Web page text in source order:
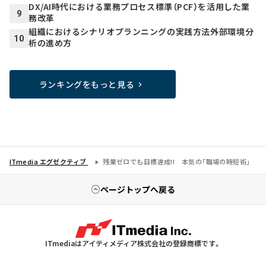
9
DX/AI時代における業務プロセス標準（PCF）を活用した業
務改革
10
組織におけるシナリオプランニングの実践方法――外部環境分
析の進め方
ランキングをもっと見る
ITmedia エグゼクティブ 残業ゼロでも目標達成!! 本気の「職場の時短術」
ページトップへ戻る
ITmediaはアイティメディア株式会社の登録商標です。